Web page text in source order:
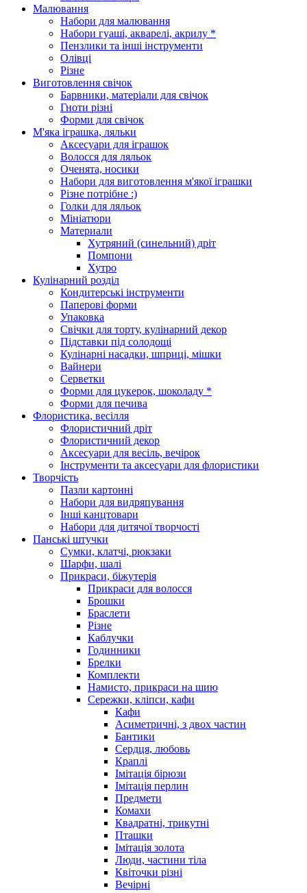
Малювання
Набори для малювання
Набори гуаші, акварелі, акрилу *
Пензлики та інші інструменти
Олівці
Різне
Виготовлення свічок
Барвники, матеріали для свічок
Гноти різні
Форми для свічок
М'яка іграшка, ляльки
Аксесуари для іграшок
Волосся для ляльок
Оченята, носики
Набори для виготовлення м'якої іграшки
Різне потрібне :)
Голки для ляльок
Мініатюри
Материали
Хутряний (синельний) дріт
Помпони
Хутро
Кулінарний розділ
Кондитерські інструменти
Паперові форми
Упаковка
Свічки для торту, кулінарний декор
Підставки під солодощі
Кулінарні насадки, шприці, мішки
Вайнери
Серветки
Форми для цукерок, шоколаду *
Форми для печива
Флористика, весілля
Флористичний дріт
Флористичний декор
Аксесуари для весіль, вечірок
Інструменти та аксесуари для флористики
Творчість
Пазли картонні
Набори для видряпування
Інші канцтовари
Набори для дитячої творчості
Панські штучки
Сумки, клатчі, рюкзаки
Шарфи, шалі
Прикраси, біжутерія
Прикраси для волосся
Брошки
Браслети
Різне
Каблучки
Годинники
Брелки
Комплекти
Намисто, прикраси на шию
Сережки, кліпси, кафи
Кафи
Асиметричні, з двох частин
Бантики
Сердця, любовь
Краплі
Імітація бірюзи
Імітація перлин
Предмети
Комахи
Квадратні, трикутні
Пташки
Імітація золота
Люди, частини тіла
Квіточки різні
Вечірні